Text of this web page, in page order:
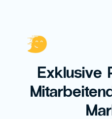
Exklusive